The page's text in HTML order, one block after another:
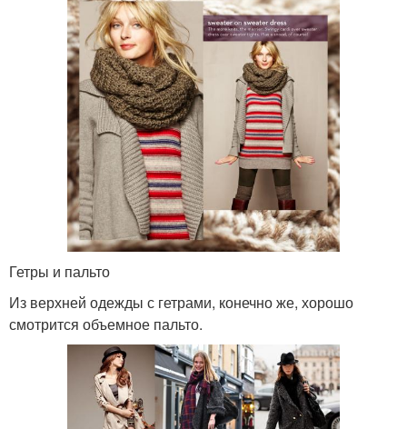
Гетры и пальто
Из верхней одежды с гетрами, конечно же, хорошо
смотрится объемное пальто.